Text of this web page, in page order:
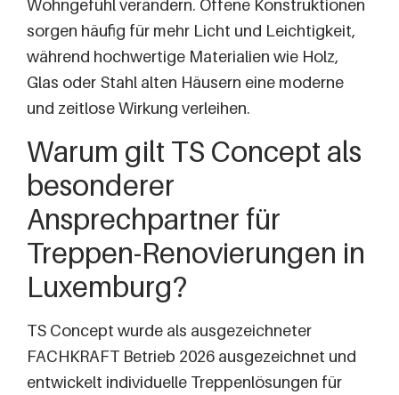
Wohngefühl verändern. Offene Konstruktionen
sorgen häufig für mehr Licht und Leichtigkeit,
während hochwertige Materialien wie Holz,
Glas oder Stahl alten Häusern eine moderne
und zeitlose Wirkung verleihen.
Warum gilt TS Concept als
besonderer
Ansprechpartner für
Treppen-Renovierungen in
Luxemburg?
TS Concept wurde als ausgezeichneter
FACHKRAFT Betrieb 2026 ausgezeichnet und
entwickelt individuelle Treppenlösungen für